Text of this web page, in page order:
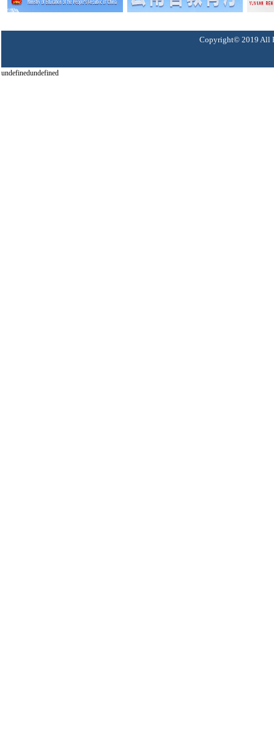
Copyright© 2019 All
undefinedundefined